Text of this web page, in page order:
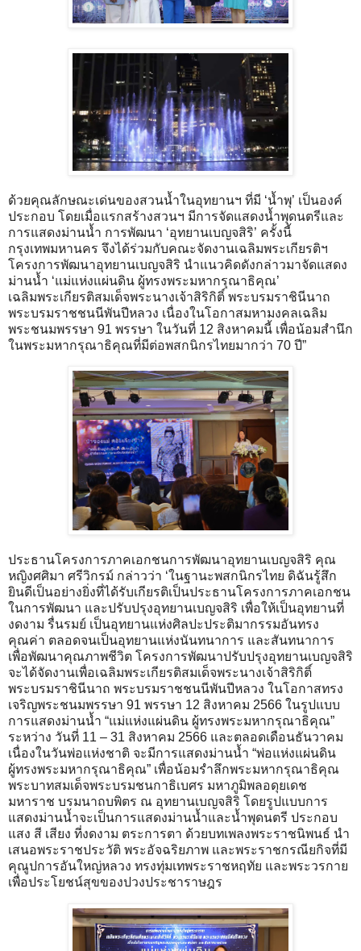
ด้วยคุณลักษณะเด่นของสวนน้ำในอุทยานฯ ที่มี ‘น้ำพุ’ เป็นองค์
ประกอบ โดยเมื่อแรกสร้างสวนฯ มีการจัดแสดงน้ำพุดนตรีและ
การแสดงม่านน้ำ การพัฒนา ‘อุทยานเบญจสิริ’ ครั้งนี้
กรุงเทพมหานคร จึงได้ร่วมกับคณะจัดงานเฉลิมพระเกียรติฯ
โครงการพัฒนาอุทยานเบญจสิริ นำแนวคิดดังกล่าวมาจัดแสดง
ม่านน้ำ ‘แม่แห่งแผ่นดิน ผู้ทรงพระมหากรุณาธิคุณ’
เฉลิมพระเกียรติสมเด็จพระนางเจ้าสิริกิติ์ พระบรมราชินีนาถ
พระบรมราชชนนีพันปีหลวง เนื่องในโอกาสมหามงคลเฉลิม
พระชนมพรรษา 91 พรรษา ในวันที่ 12 สิงหาคมนี้ เพื่อน้อมสำนึก
ในพระมหากรุณาธิคุณที่มีต่อพสกนิกรไทยมากว่า 70 ปี”
ประธานโครงการภาคเอกชนการพัฒนาอุทยานเบญจสิริ คุณ
หญิงศศิมา ศรีวิกรม์ กล่าวว่า ‘ในฐานะพสกนิกรไทย ดิฉันรู้สึก
ยินดีเป็นอย่างยิ่งที่ได้รับเกียรติเป็นประธานโครงการภาคเอกชน
ในการพัฒนา และปรับปรุงอุทยานเบญจสิริ เพื่อให้เป็นอุทยานที่
งดงาม รื่นรมย์ เป็นอุทยานแห่งศิลปะประติมากรรมอันทรง
คุณค่า ตลอดจนเป็นอุทยานแห่งนันทนาการ และสันทนาการ
เพื่อพัฒนาคุณภาพชีวิต โครงการพัฒนาปรับปรุงอุทยานเบญจสิริ
จะได้จัดงานเพื่อเฉลิมพระเกียรติสมเด็จพระนางเจ้าสิริกิติ์
พระบรมราชินีนาถ พระบรมราชชนนีพันปีหลวง ในโอกาสทรง
เจริญพระชนมพรรษา 91 พรรษา 12 สิงหาคม 2566 ในรูปแบบ
การแสดงม่านน้ำ “แม่แห่งแผ่นดิน ผู้ทรงพระมหากรุณาธิคุณ”
ระหว่าง วันที่ 11 – 31 สิงหาคม 2566 และตลอดเดือนธันวาคม
เนื่องในวันพ่อแห่งชาติ จะมีการแสดงม่านน้ำ “พ่อแห่งแผ่นดิน
ผู้ทรงพระมหากรุณาธิคุณ” เพื่อน้อมรำลึกพระมหากรุณาธิคุณ
พระบาทสมเด็จพระบรมชนกาธิเบศร มหาภูมิพลอดุยเดช
มหาราช บรมนาถบพิตร ณ อุทยานเบญจสิริ โดยรูปแบบการ
แสดงม่านน้ำจะเป็นการแสดงม่านน้ำและน้ำพุดนตรี ประกอบ
แสง สี เสียง ที่งดงาม ตระการตา ด้วยบทเพลงพระราชนิพนธ์ นำ
เสนอพระราชประวัติ พระอัจฉริยภาพ และพระราชกรณียกิจที่มี
คุณูปการอันใหญ่หลวง ทรงทุ่มเทพระราชหฤทัย และพระวรกาย
เพื่อประโยชน์สุขของปวงประชาราษฎร